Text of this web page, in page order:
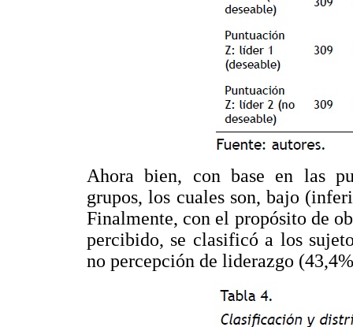
Ahora bien, con base en las
grupos, los cuales son, bajo
Finalmente, con el propósito de
percibido, se clasificó a los
no percepción de liderazgo